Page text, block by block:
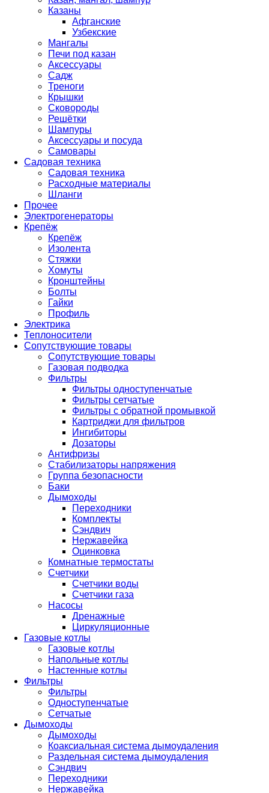
Казаны
Афганские
Узбекские
Мангалы
Печи под казан
Аксессуары
Садж
Треноги
Крышки
Сковороды
Решётки
Шампуры
Аксессуары и посуда
Самовары
Садовая техника
Садовая техника
Расходные материалы
Шланги
Прочее
Электрогенераторы
Крепёж
Крепёж
Изолента
Стяжки
Хомуты
Кронштейны
Болты
Гайки
Профиль
Электрика
Теплоносители
Сопутствующие товары
Сопутствующие товары
Газовая подводка
Фильтры
Фильтры одноступенчатые
Фильтры сетчатые
Фильтры с обратной промывкой
Картриджи для фильтров
Ингибиторы
Дозаторы
Антифризы
Стабилизаторы напряжения
Группа безопасности
Баки
Дымоходы
Переходники
Комплекты
Сэндвич
Нержавейка
Оцинковка
Комнатные термостаты
Счетчики
Счетчики воды
Счетчики газа
Насосы
Дренажные
Циркуляционные
Газовые котлы
Газовые котлы
Напольные котлы
Настенные котлы
Фильтры
Фильтры
Одноступенчатые
Сетчатые
Дымоходы
Дымоходы
Коаксиальная система дымоудаления
Раздельная система дымоудаления
Сэндвич
Переходники
Нержавейка